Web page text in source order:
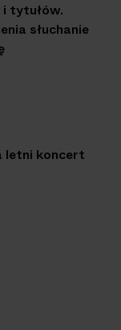
i tytułów.
słuchanie
letni koncert